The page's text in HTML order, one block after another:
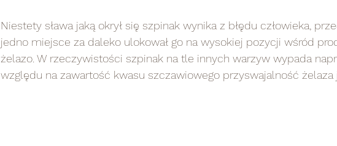
Niestety sława jaką okrył się szpinak wynika z błędu człowieka,
jedno miejsce za daleko ulokował go na wysokiej pozycji wśród
żelazo. W rzeczywistości szpinak na tle innych warzyw wypada
względu na zawartość kwasu szczawiowego przyswajalność